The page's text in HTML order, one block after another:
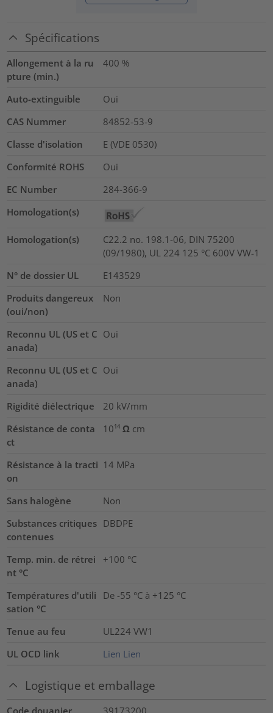
Spécifications
Allongement à la ru
pture (min.)
400 %
Auto-extinguible
Oui
CAS Nummer
84852-53-9
Classe d'isolation
E (VDE 0530)
Conformité ROHS
Oui
EC Number
284-366-9
Homologation(s)
Homologation(s)
C22.2 no. 198.1-06, DIN 75200
(09/1980), UL 224 125 °C 600V VW-1
N° de dossier UL
E143529
Produits dangereux
(oui/non)
Non
Reconnu UL (US et C
anada)
Oui
Reconnu UL (US et C
anada)
Oui
Rigidité diélectrique 20 kV/mm
Résistance de conta
ct
10¹⁴ Ω cm
Résistance à la tracti
on
14 MPa
Sans halogène
Non
Substances critiques
contenues
DBDPE
Temp. min. de rétrei
nt °C
+100 °C
Températures d'utili
sation °C
De -55 °C à +125 °C
Tenue au feu
UL224 VW1
UL OCD link
Lien Lien
Logistique et emballage